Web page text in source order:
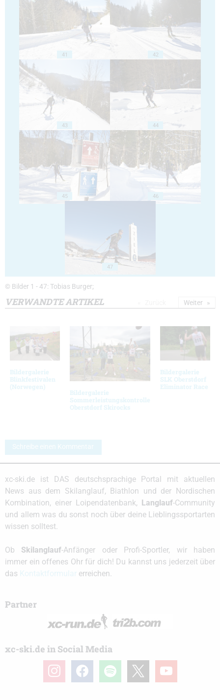
41 42
43 44
45 46
47
© Bilder 1 - 47: Tobias Burger;
VERWANDTE ARTIKEL
Bildergalerie
Blinkfestivalen
(Norwegen)
Bildergalerie
Sommerleistungskontrolle
Oberstdorf Skirocks
Bildergalerie
SLK Oberstdorf
Eliminator Race
Weiter
Schreibe einen Kommentar
xc-ski.de ist DAS deutschsprachige Portal mit aktuellen
News aus dem Skilanglauf, Biathlon und der Nordischen
Kombination, einer Loipendatenbank, Langlauf-Community
und allem was du sonst noch über deine Lieblingssportarten
wissen solltest.
Ob Skilanglauf-Anfänger oder Profi-Sportler, wir haben
immer ein offenes Ohr für dich! Du kannst uns jederzeit über
das
erreichen.
Partner
xc-ski.de in Social Media
instagramfacebook spotify youtube